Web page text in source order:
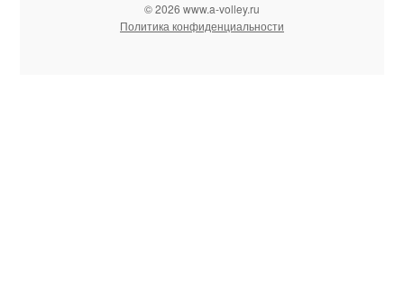
© 2026 www.a-volley.ru
Политика конфиденциальности